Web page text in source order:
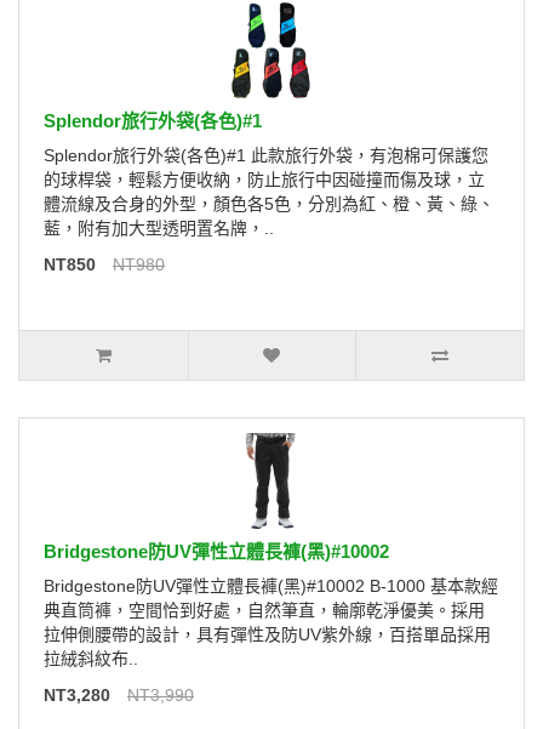
Splendor旅行外袋(各色)#1
Splendor旅行外袋(各色)#1 此款旅行外袋，有泡棉可保護您
的球桿袋，輕鬆方便收納，防止旅行中因碰撞而傷及球，立
體流線及合身的外型，顏色各5色，分別為紅、橙、黃、綠、
藍，附有加大型透明置名牌，..
NT850
NT980
Bridgestone防UV彈性立體長褲(黑)#10002
Bridgestone防UV彈性立體長褲(黑)#10002 B-1000 基本款經
典直筒褲，空間恰到好處，自然筆直，輪廓乾淨優美。採用
拉伸側腰帶的設計，具有彈性及防UV紫外線，百搭單品採用
拉絨斜紋布..
NT3,280
NT3,990